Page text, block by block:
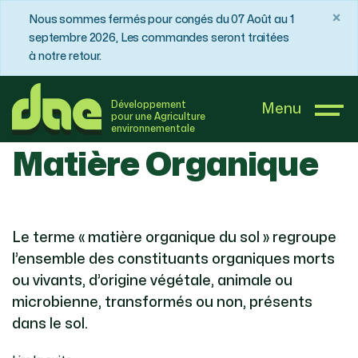
Nous sommes fermés pour congés du 07 Août au 1
septembre 2026, Les commandes seront traitées
à notre retour.
×
Développement
pour une Agriculture
environnementale
Menu
DAE France Boutique Matière Organique
Matière Organique
Le terme « matière organique du sol » regroupe
l’ensemble des constituants organiques morts
ou vivants, d’origine végétale, animale ou
microbienne, transformés ou non, présents
dans le sol.